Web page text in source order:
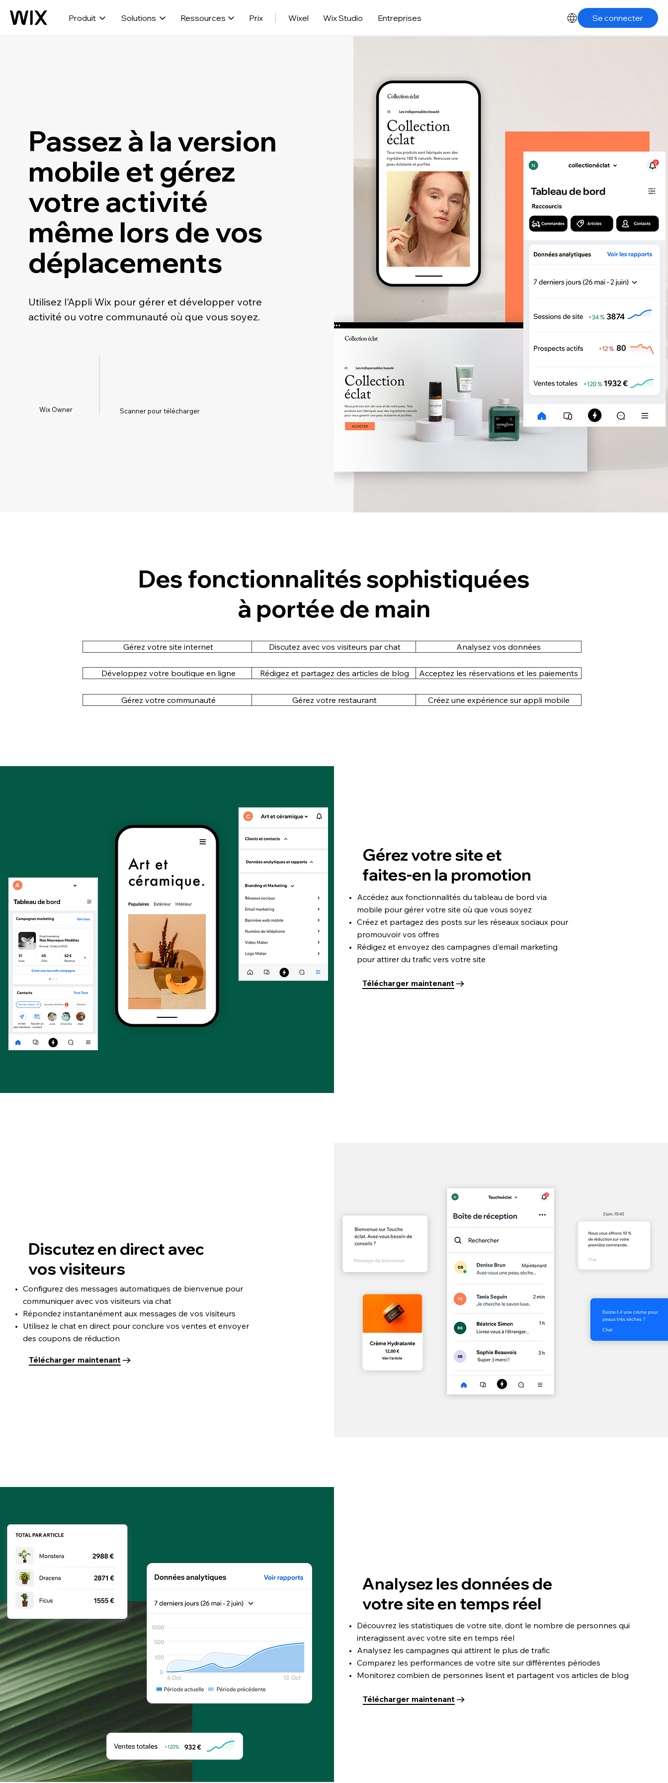
Produit Solutions Ressources Prix Wixel Wix Studio Entreprises Se connecter
Passez à la version
mobile et gérez
votre activité
même lors de vos
déplacements
Utilisez l'Appli Wix pour gérer et développer votre
activité ou votre communauté où que vous soyez.
Wix Owner Scanner pour télécharger
Des fonctionnalités sophistiquées
à portée de main
Gérez votre site internet Discutez avec vos visiteurs par chat Analysez vos données
Développez votre boutique en ligne Rédigez et partagez des articles de blog Acceptez les réservations et les paiements
Gérez votre communauté Gérez votre restaurant Créez une expérience sur appli mobile
Gérez votre site et
faites-en la promotion
Accédez aux fonctionnalités du tableau de bord via
mobile pour gérer votre site où que vous soyez
Créez et partagez des posts sur les réseaux sociaux pour
promouvoir vos offres
Rédigez et envoyez des campagnes d'email marketing
pour attirer du trafic vers votre site
Télécharger maintenant
Discutez en direct avec
vos visiteurs
Configurez des messages automatiques de bienvenue pour
communiquer avec vos visiteurs via chat
Répondez instantanément aux messages de vos visiteurs
Utilisez le chat en direct pour conclure vos ventes et envoyer
des coupons de réduction
Télécharger maintenant
Analysez les données de
votre site en temps réel
Découvrez les statistiques de votre site, dont le nombre de personnes qui
interagissent avec votre site en temps réel
Analysez les campagnes qui attirent le plus de trafic
Comparez les performances de votre site sur différentes périodes
Monitorez combien de personnes lisent et partagent vos articles de blog
Télécharger maintenant